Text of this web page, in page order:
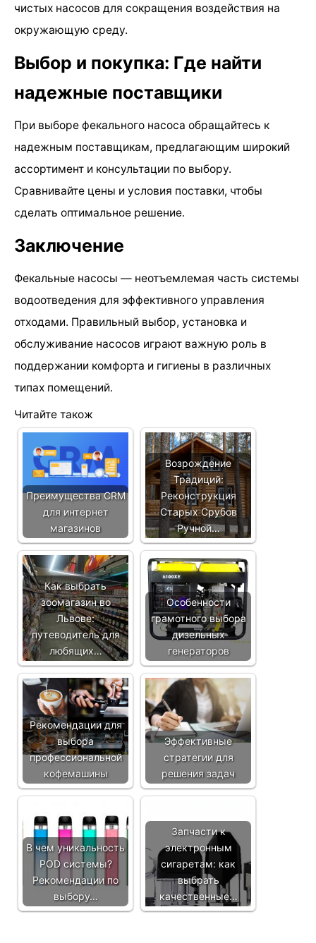
чистых насосов для сокращения воздействия на
окружающую среду.
Выбор и покупка: Где найти
надежные поставщики
При выборе фекального насоса обращайтесь к
надежным поставщикам, предлагающим широкий
ассортимент и консультации по выбору.
Сравнивайте цены и условия поставки, чтобы
сделать оптимальное решение.
Заключение
Фекальные насосы — неотъемлемая часть системы
водоотведения для эффективного управления
отходами. Правильный выбор, установка и
обслуживание насосов играют важную роль в
поддержании комфорта и гигиены в различных
типах помещений.
Читайте також
Преимущества CRM
для интернет
магазинов
Возрождение
Традиций:
Реконструкция
Старых Срубов
Ручной…
Как выбрать
зоомагазин во
Львове:
путеводитель для
любящих…
Особенности
грамотного выбора
дизельных
генераторов
Рекомендации для
выбора
профессиональной
кофемашины
Эффективные
стратегии для
решения задач
В чем уникальность
POD системы?
Рекомендации по
выбору…
Запчасти к
электронным
сигаретам: как
выбрать
качественные…